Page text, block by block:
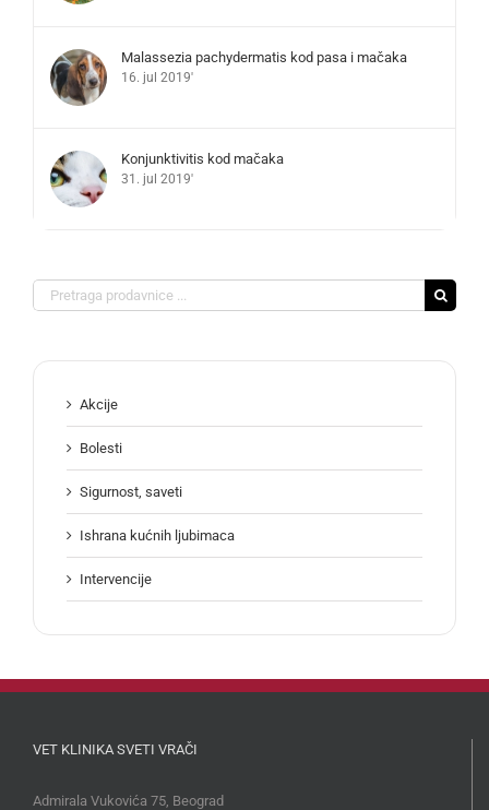
Malassezia pachydermatis kod pasa i mačaka
16. jul 2019'
Konjunktivitis kod mačaka
31. jul 2019'
Search
for:
Akcije
Bolesti
Sigurnost, saveti
Ishrana kućnih ljubimaca
Intervencije
VET KLINIKA SVETI VRAČI
Admirala Vukovića 75, Beograd